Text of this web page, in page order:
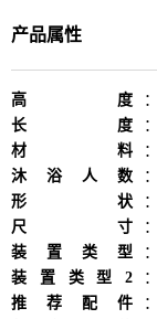
产品属性
高度 ：
长度
：
材料
：
沐浴人数
：
形状
：
尺寸
：
装置类型
：
装置类型2
：
推荐配件
：